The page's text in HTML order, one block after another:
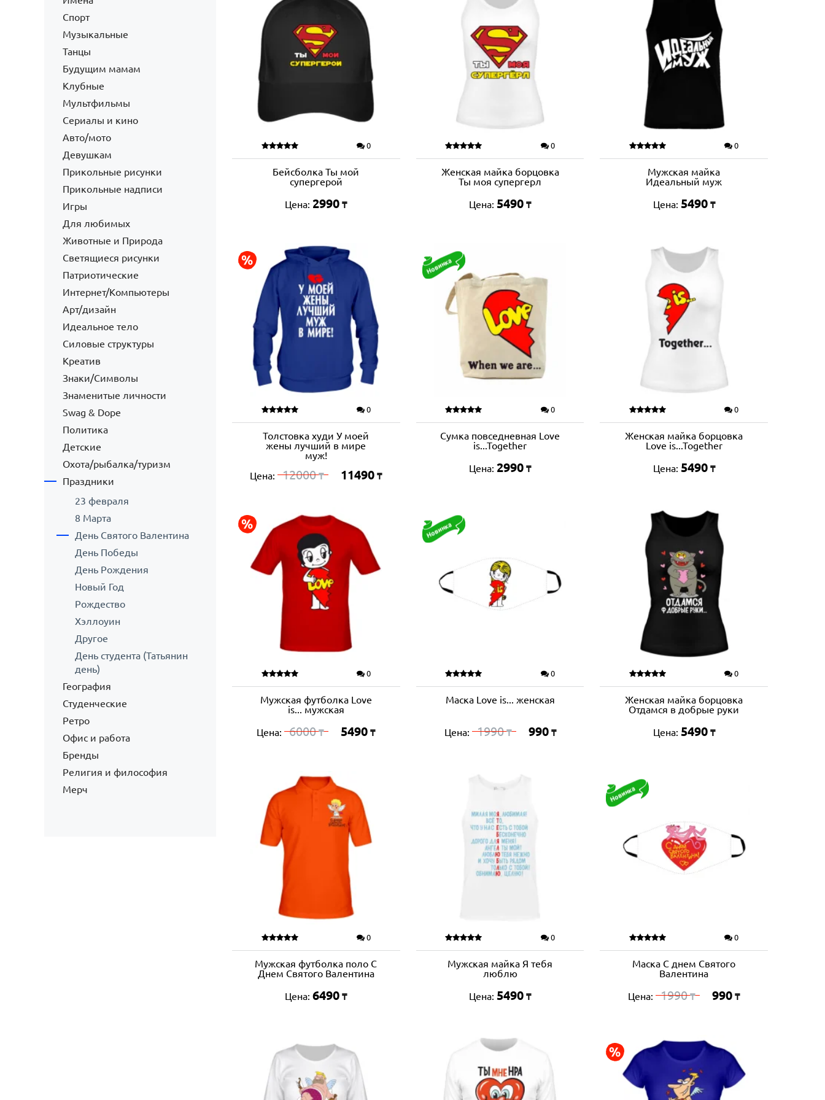
Спорт
Музыкальные
Танцы
Будущим мамам
Клубные
Мультфильмы
Сериалы и кино
Авто/мото
Девушкам
Прикольные рисунки
Прикольные надписи
Игры
Для любимых
Животные и Природа
Светящиеся рисунки
Патриотические
Интернет/Компьютеры
Арт/дизайн
Идеальное тело
Силовые структуры
Креатив
Знаки/Символы
Знаменитые личности
Swag & Dope
Политика
Детские
Охота/рыбалка/туризм
Праздники
23 февраля
8 Марта
День Святого Валентина
День Победы
День Рождения
Новый Год
Рождество
Хэллоуин
Другое
День студента (Татьянин
день)
География
Студенческие
Ретро
Офис и работа
Бренды
Религия и философия
Мерч
0
Бейсболка Ты мой
супергерой
Цена: 2990 ₸
0
Женская майка борцовка
Ты моя супергерл
Цена:5490 ₸
0
Мужская майка
Идеальный муж
Цена: 5490 ₸
0
Толстовка худи У моей
жены лучший в мире
муж!
Цена: 12000₸ 11490 ₸
0
Сумка повседневная Love
is...Together
Цена: 2990 ₸
0
Женская майка борцовка
Love is...Together
Цена: 5490 ₸
0
Мужская футболка Love
is... мужская
Цена: 6000₸ 5490 ₸
0
Маска Love is... женская
Цена: 1990₸ 990 ₸
0
Женская майка борцовка
Отдамся в добрые руки
Цена: 5490 ₸
0
Мужская футболка поло С
Днем Святого Валентина
Цена:6490 ₸
0
Мужская майка Я тебя
люблю
Цена:5490 ₸
0
Маска С днем Святого
Валентина
Цена: 1990₸ 990 ₸